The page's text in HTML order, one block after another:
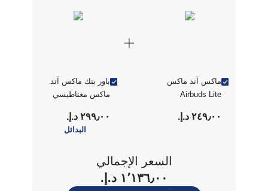
ماكس آند ماكس
Airbuds Lite
- أبيض
٢٤٩٫٠٠ د.إ.‏
باور بنك ماكس آند
ماكس مغناطيسي
٢٩٩٫٠٠ د.إ.‏
البدائل
السعر الإجمالي
١٬١٣٦٫٠٠ د.إ.‏